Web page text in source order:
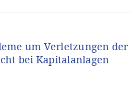
um Verletzungen der
bei Kapitalanlagen